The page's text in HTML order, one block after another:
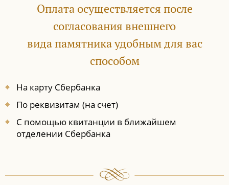
Оплата осуществляется после
согласования внешнего
вида памятника удобным для вас
способом
На карту Сбербанка
По реквизитам (на счет)
С помощью квитанции в ближайшем
отделении Сбербанка